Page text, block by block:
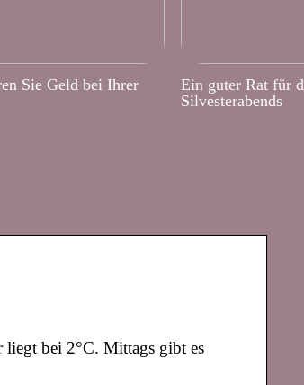
Sie Geld bei Ihrer
Ein guter Rat für
Silvesterabends
bei 2°C. Mittags gibt es